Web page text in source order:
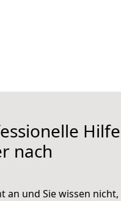
Hilfe
nach
an und Sie wissen nicht,